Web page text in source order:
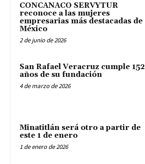
CONCANACO SERVYTUR
reconoce a las mujeres
empresarias más destacadas de
México
2 de junio de 2026
San Rafael Veracruz cumple 152
años de su fundación
4 de marzo de 2026
Minatitlán será otro a partir de
este 1 de enero
1 de enero de 2026